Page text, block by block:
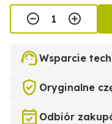
Wsparcie
Oryginalne
Odbiór